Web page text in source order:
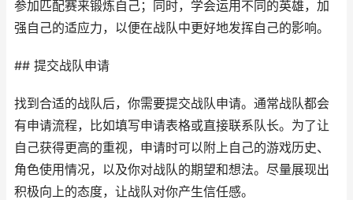
参加匹配赛来锻炼自己；同时，学会运用不同的英雄，加
强自己的适应力，以便在战队中更好地发挥自己的影响。
## 提交战队申请
找到合适的战队后，你需要提交战队申请。通常战队都会
有申请流程，比如填写申请表格或直接联系队长。为了让
自己获得更高的重视，申请时可以附上自己的游戏历史、
角色使用情况，以及你对战队的期望和想法。尽量展现出
积极向上的态度，让战队对你产生信任感。